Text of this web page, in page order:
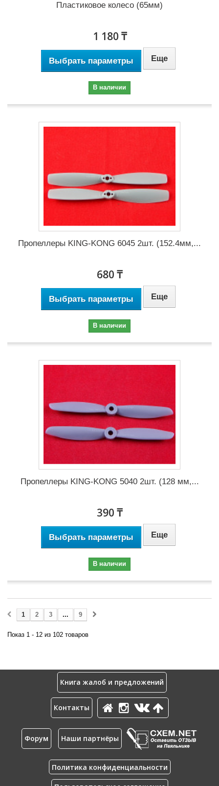
Пластиковое колесо (65мм)
1 180 ₸
Выбрать параметры Еще
В наличии
Пропеллеры KING-KONG 6045 2шт. (152.4мм,...
680 ₸
Выбрать параметры Еще
В наличии
Пропеллеры KING-KONG 5040 2шт. (128 мм,...
390 ₸
Выбрать параметры Еще
В наличии
1 2 3 ... 9
Показ 1 - 12 из 102 товаров
Книга жалоб и предложений
Контакты
Форум Наши партнёры
Политика конфиденциальности